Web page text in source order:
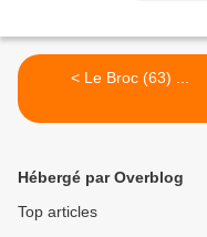
< Le Broc (63) ...
Hébergé par Overblog
Top articles